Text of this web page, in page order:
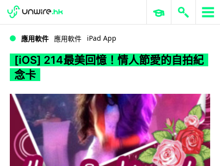
[iOS] 214最美回憶！情人節愛的自拍紀念卡
WWDC 2026 ERP 與商業 AI
應用軟件 應用軟件 iPad App
[iOS] 214最美回憶！情人節愛的自拍紀
念卡